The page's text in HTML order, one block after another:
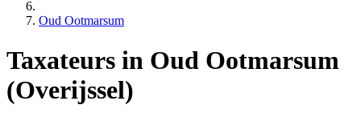
Oud Ootmarsum
Taxateurs in Oud Ootmarsum
(Overijssel)